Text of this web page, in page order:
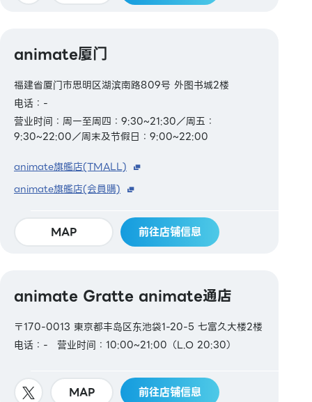
animate厦门
福建省厦门市思明区湖滨南路809号 外图书城2楼
电话：-
营业时间：周一至周四：9:30~21:30／周五：
9:30~22:00／周末及节假日：9:00~22:00
animate旗艦店(TMALL)
animate旗艦店(会員購)
MAP 前往店铺信息
animate Gratte animate通店
〒170-0013 東京都丰岛区东池袋1-20-5 七富久大楼2楼
电话：-
营业时间：10:00~21:00（L.O 20:30）
MAP 前往店铺信息